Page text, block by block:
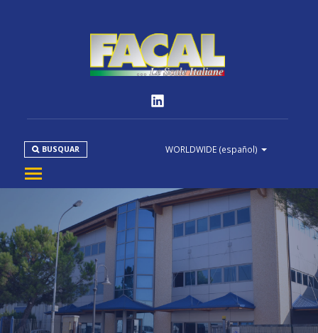
WORLDWIDE (español)
BUSQUAR
EMPRESA
PRODUCTOS
NORMATIVAS
MEDIA
DOWNLOAD
SERVICIO AL CLIENTE